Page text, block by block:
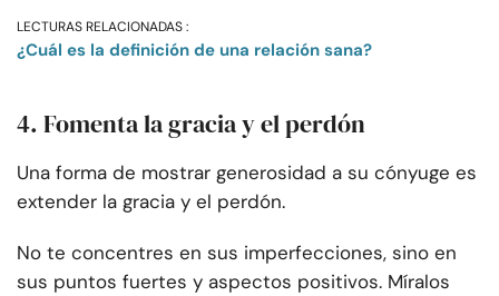
LECTURAS RELACIONADAS :
¿Cuál es la definición de una relación sana?
4. Fomenta la gracia y el perdón
Una forma de mostrar generosidad a su cónyuge es
extender la gracia y el perdón.
No te concentres en sus imperfecciones, sino en
sus puntos fuertes y aspectos positivos. Míralos